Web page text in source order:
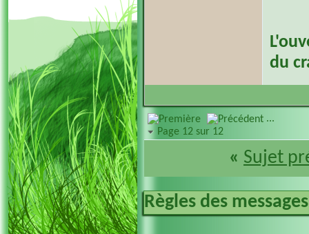
du
...
Page 12 sur 12
« Sujet
Règles des messages